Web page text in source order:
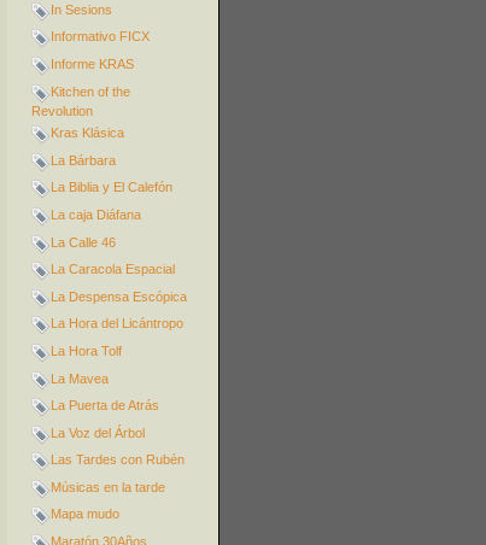
In Sesions
Informativo FICX
Informe KRAS
Kitchen of the
Revolution
Kras Klásica
La Bárbara
La Biblia y El Calefón
La caja Diáfana
La Calle 46
La Caracola Espacial
La Despensa Escópica
La Hora del Licántropo
La Hora Tolf
La Mavea
La Puerta de Atrás
La Voz del Árbol
Las Tardes con Rubén
Músicas en la tarde
Mapa mudo
Maratón 30Años